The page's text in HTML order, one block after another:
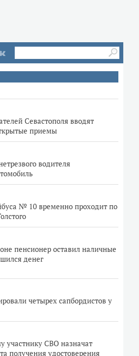
Севастополя вводят
приемы
водителя
№ 10 временно проходит по
пенсионер оставил наличные
денег
четырех сапбордистов у
участнику СВО назначат
получения удостоверения